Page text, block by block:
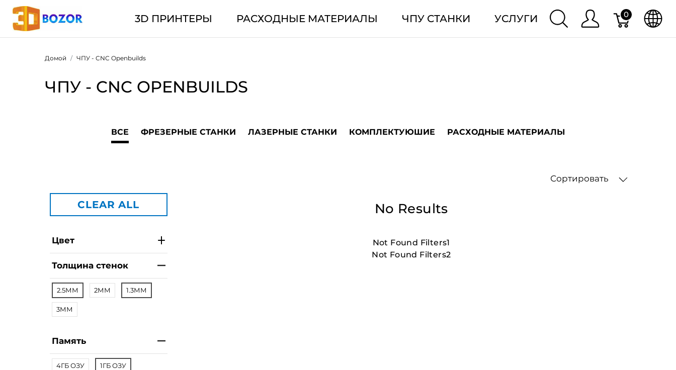
3D ПРИНТЕРЫ РАСХОДНЫЕ МАТЕРИАЛЫ ЧПУ СТАНКИ УСЛУГИ 0
Домой ЧПУ - CNC Openbuilds
ЧПУ - CNC OPENBUILDS
ВСЕ ФРЕЗЕРНЫЕ СТАНКИ ЛАЗЕРНЫЕ СТАНКИ КОМПЛЕКТУЮШИЕ РАСХОДНЫЕ МАТЕРИАЛЫ
Сортировать
CLEAR ALL
Цвет
Толщина стенок
2.5ММ 2ММ 1.3ММ
3ММ
Память
4ГБ ОЗУ 1ГБ ОЗУ
No Results
Not Found Filters1
Not Found Filters2